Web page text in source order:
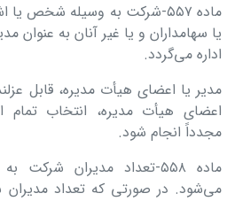
ماده ۵۵۷-شرکت به ‌وسیله شخص
یا سهامداران و یا غیر آنان به عنوان
اداره می‌گردد.
مدیر یا اعضای هیأت مدیره، قابل
اعضای هیأت مدیره، انتخاب تمام
مجدداً انجام شود.
ماده ۵۵۸-تعداد مدیران
می‌شود. در صورتی که تعداد